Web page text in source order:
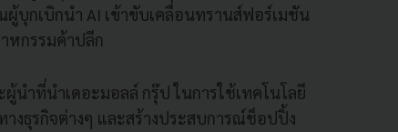
บุกเบิกนำ AI เข้าขับเคลื่อนทรานส์ฟอร์เมชัน
หกรรมค้าปลีก
ำที่นำเดอะมอลล์ กรุ๊ป ในการใช้เทคโนโลยี
งธุรกิจต่างๆ และสร้างประสบการณ์ช็อปปิ้ง